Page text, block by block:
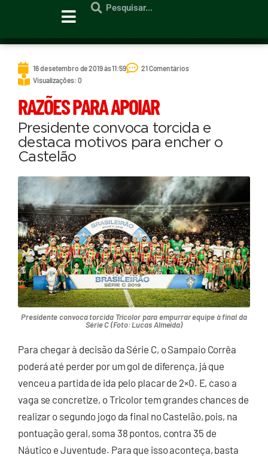
16 de setembro de 2019 às 11:59
21 Comentários
Visualizações: 0
RAZÕES PARA APOIAR
Presidente convoca torcida e
destaca motivos para encher o
Castelão
Presidente convoca torcida Tricolor para empurrar equipe à final da
Série C (Foto: Lucas Almeida)
Para chegar à decisão da Série C, o Sampaio Corrêa
poderá até perder por um gol de diferença, já que
venceu a partida de ida pelo placar de 2×0. E, caso a
vaga se concretize, o Tricolor tem grandes chances de
realizar o segundo jogo da final no Castelão, pois, na
pontuação geral, soma 38 pontos, contra 35 de
Náutico e Juventude. Para que isso aconteça, basta